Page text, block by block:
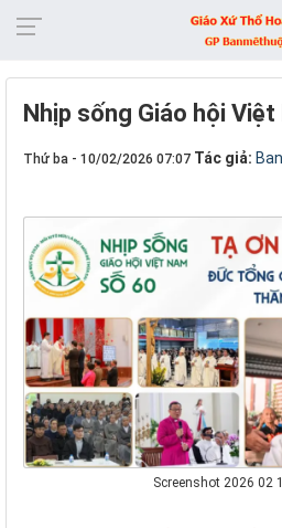
Nhịp sống Giáo hội
Thứ ba - 10/02/2026 07:07 Tác giả:
Screenshot 2026 02